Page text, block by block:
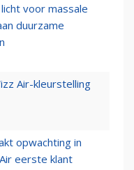
voor massale
duurzame
Air-kleurstelling
opwachting in
eerste klant